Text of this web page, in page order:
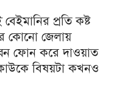
প্রতি কষ্ট
কোনো জেলায়
ফোন করে দাওয়াত
বিষয়টা কখনও